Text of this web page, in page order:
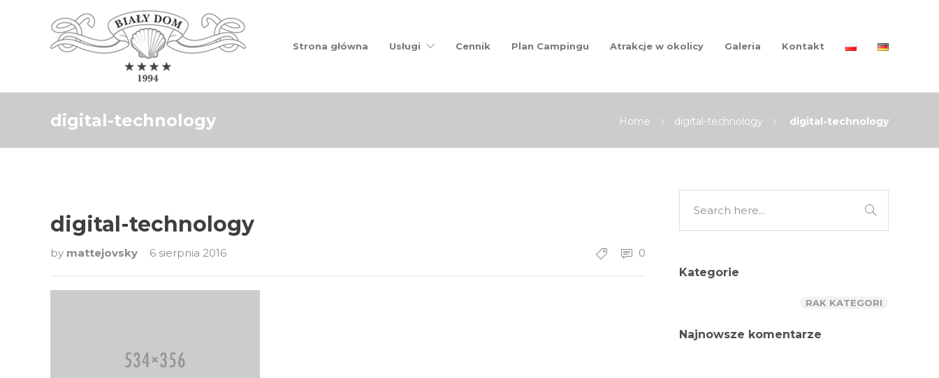
Strona główna Usługi Cennik Plan Campingu Atrakcje w okolicy Galeria Kontakt
digital-technology Home digital-technology digital-technology
digital-technology
by mattejovsky 6 sierpnia 2016 0
Kategorie
RAK KATEGORI
Najnowsze komentarze